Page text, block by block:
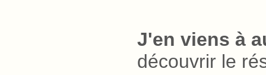
J'en viens à
découvrir le